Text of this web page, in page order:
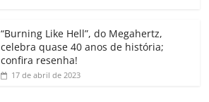
o
m
“Burning Like Hell”, do Megahertz,
celebra quase 40 anos de história;
confira resenha!
17 de abril de 2023